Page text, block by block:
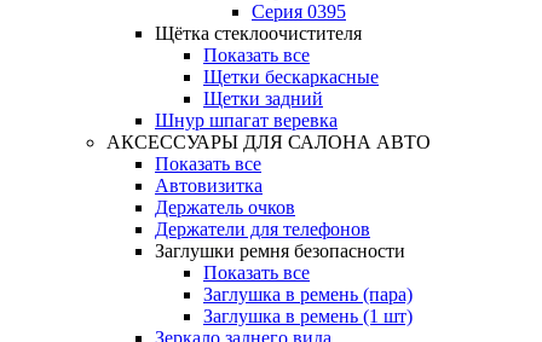
Серия 0395
Щётка стеклоочистителя
Показать все
Щетки бескаркасные
Щетки задний
Шнур шпагат веревка
АКСЕССУАРЫ ДЛЯ САЛОНА АВТО
Показать все
Автовизитка
Держатель очков
Держатели для телефонов
Заглушки ремня безопасности
Показать все
Заглушка в ремень (пара)
Заглушка в ремень (1 шт)